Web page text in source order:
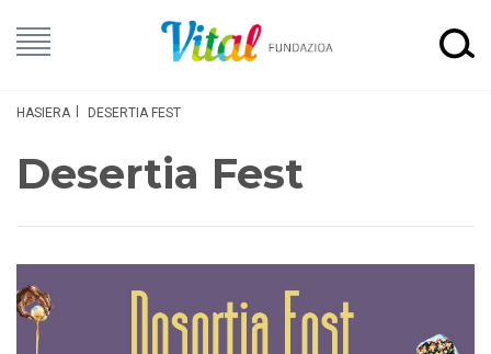
HASIERA DESERTIA FEST
Desertia Fest